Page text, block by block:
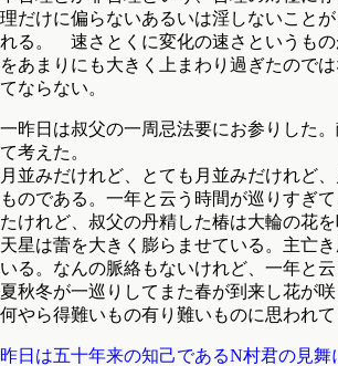
理だけに偏らないあるいは淫しないこと
れる。 速さとくに変化の速さというも
をあまりにも大きく上まわり過ぎたので
てならない。
一昨日は叔父の一周忌法要にお参りした
て考えた。
月並みだけれど、とても月並みだけれど
ものである。一年と云う時間が巡りすぎ
たけれど、叔父の丹精した椿は大輪の花
天星は蕾を大きく膨らませている。主亡
いる。なんの脈絡もないけれど、一年と
夏秋冬が一巡りしてまた春が到来し花が咲
何やら得難いもの有り難いものに思われて
昨日は五十年来の知己であるN村君の見